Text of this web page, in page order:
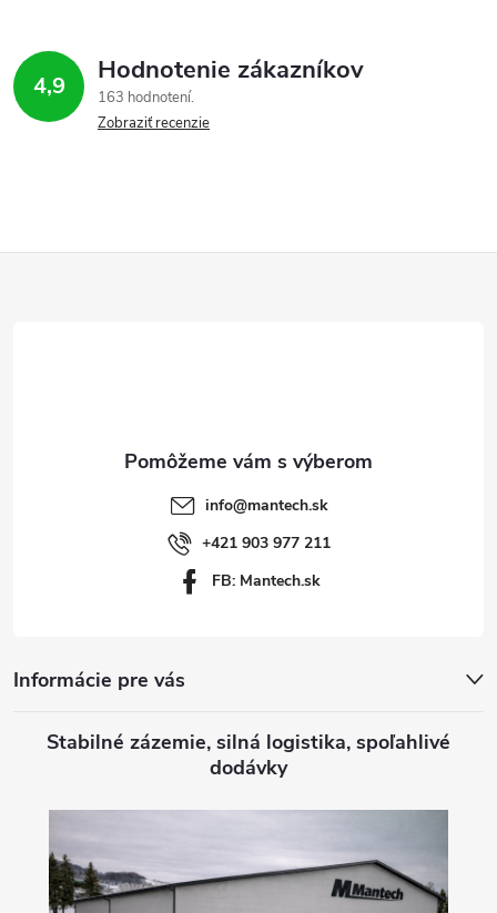
4,9 Hodnotenie zákazníkov
163 hodnotení
Zobraziť recenzie
info@mantech.sk
+421 903 977 211
FB: Mantech.sk
Informácie pre vás
Stabilné zázemie, silná logistika, spoľahlivé
dodávky